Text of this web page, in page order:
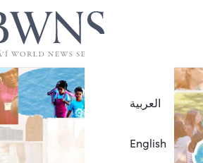
العربية
English